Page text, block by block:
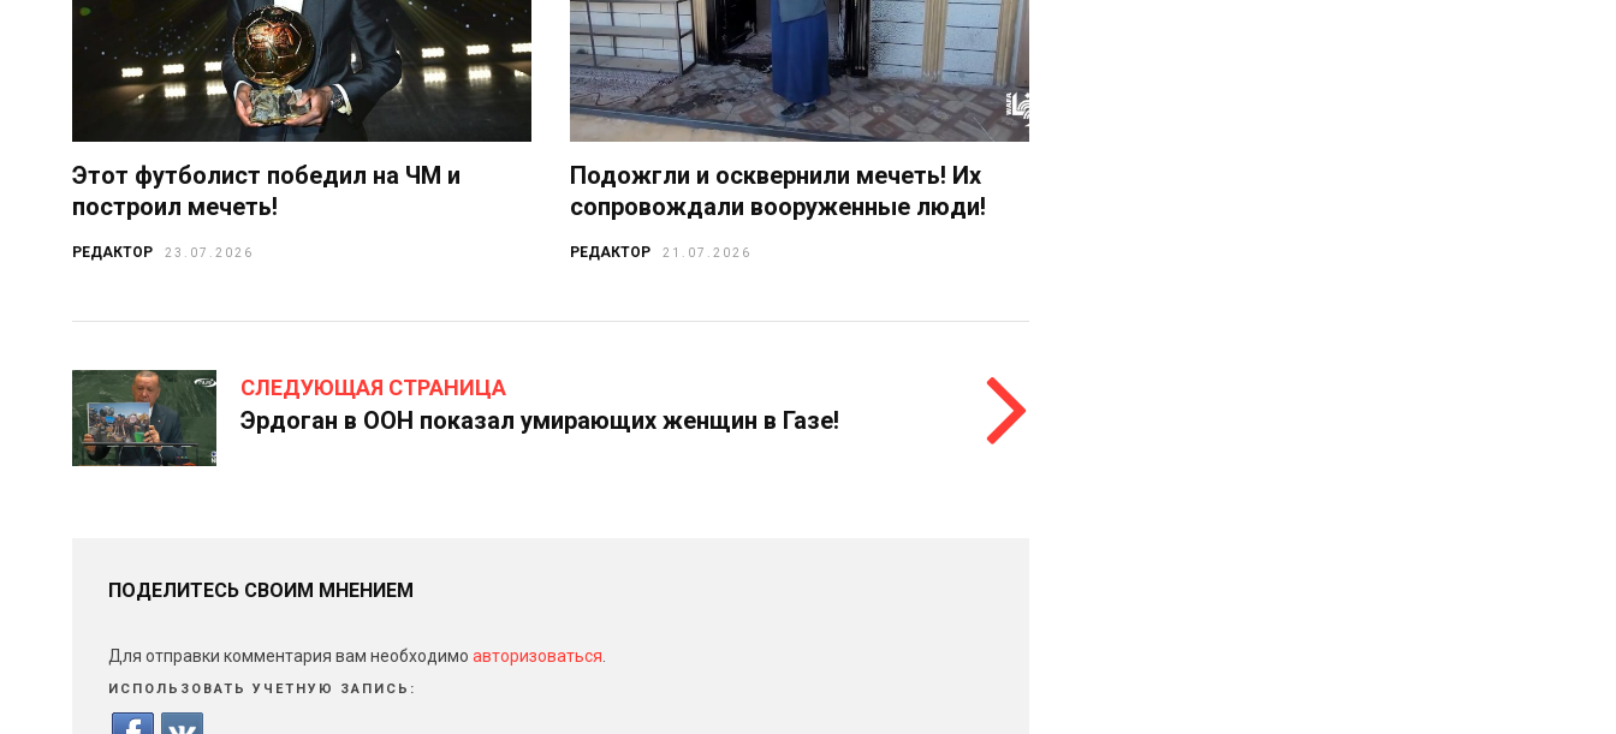
Этот футболист победил на ЧМ и
построил мечеть!
РЕДАКТОР 23.07.2026
Подожгли и осквернили мечеть! Их
сопровождали вооруженные люди!
РЕДАКТОР 21.07.2026
СЛЕДУЮЩАЯ СТРАНИЦА
Эрдоган в ООН показал умирающих женщин в Газе!
ПОДЕЛИТЕСЬ СВОИМ МНЕНИЕМ
Для отправки комментария вам необходимо авторизоваться
ИСПОЛЬЗОВАТЬ УЧЕТНУЮ ЗАПИСЬ: